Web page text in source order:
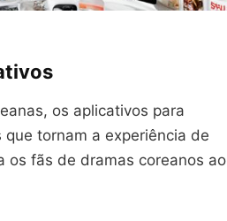
os aplicativos para
tornam a experiência de
os fãs de dramas coreanos ao